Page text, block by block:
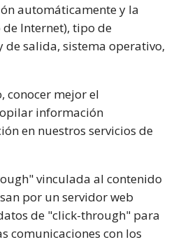
automáticamente y la
Internet), tipo de
de salida, sistema operativo,
conocer mejor el
información
en nuestros servicios de
vinculada al contenido
por un servidor web
de "click-through" para
comunicaciones con los